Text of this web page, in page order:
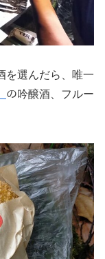
を選んだら、唯一
の吟醸酒、フルー